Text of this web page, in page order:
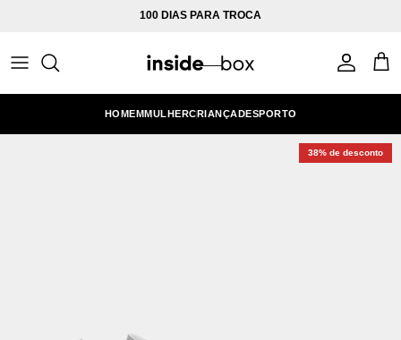
100 DIAS PARA TROCA
Conta
HOMEMMULHERCRIANÇADESPORTO
38% de desconto